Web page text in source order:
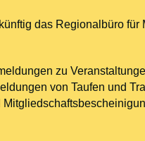
das Regionalbüro für
zu
von Taufen und